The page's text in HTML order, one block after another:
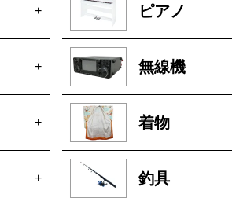
+
+
+
+
ピアノ
無線機
着物
釣具